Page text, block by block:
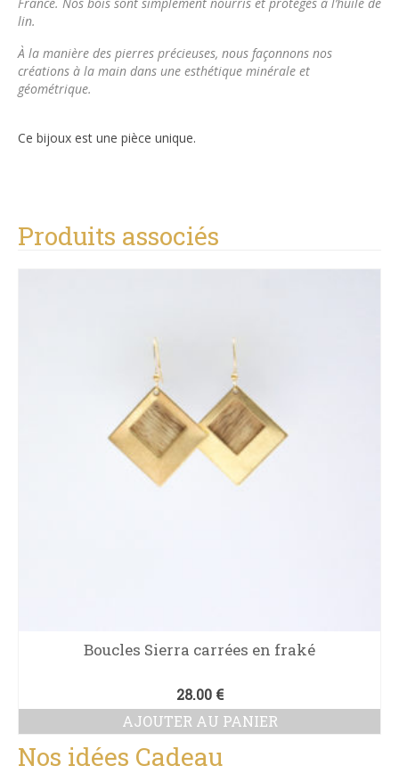
lin.
À la manière des pierres précieuses, nous façonnons nos
créations à la main dans une esthétique minérale et
géométrique.
Ce bijoux est une pièce unique.
Produits associés
Boucles Sierra carrées en fraké
28.00 €
AJOUTER AU PANIER
Nos idées Cadeau